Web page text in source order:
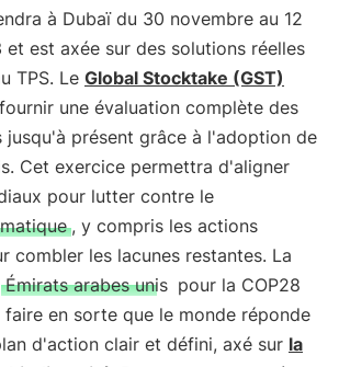
à Dubaï du 30 novembre au 12
est axée sur des solutions réelles
TPS. Le Global Stocktake (GST)
une évaluation complète des
jusqu'à présent grâce à l'adoption de
Cet exercice permettra d'aligner
pour lutter contre le
, y compris les actions
combler les lacunes restantes. La
Émirats arabes unis pour la COP28
faire en sorte que le monde réponde
d'action clair et défini, axé sur la